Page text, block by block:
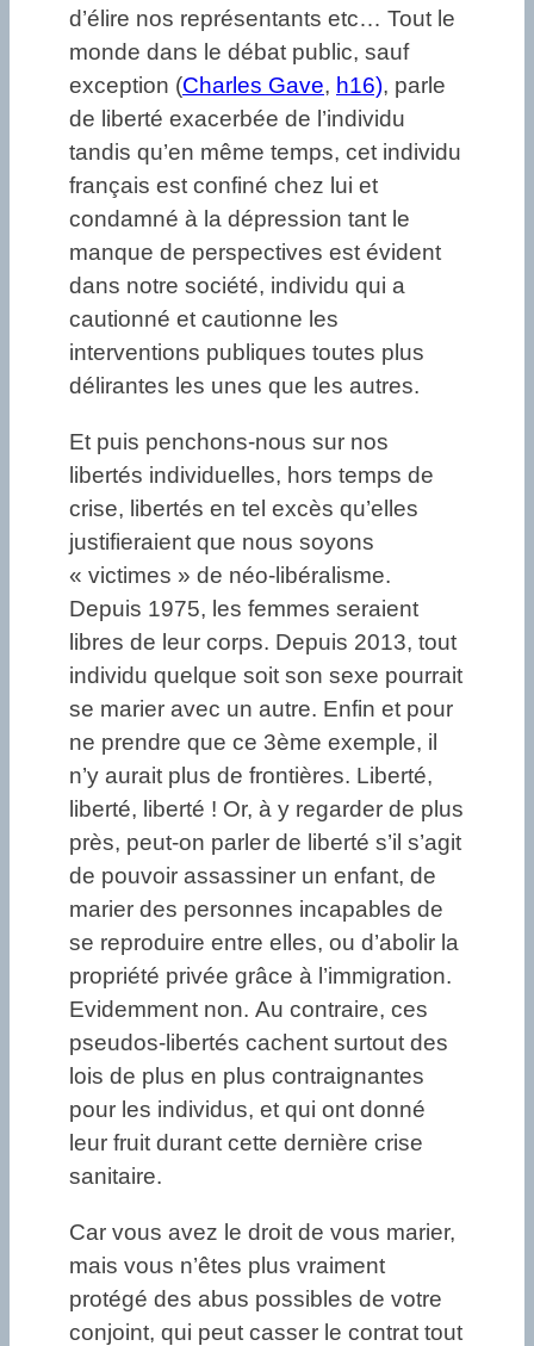
d’élire nos représentants etc… Tout le
monde dans le débat public, sauf
exception (Charles Gave, h16), parle
de liberté exacerbée de l’individu
tandis qu’en même temps, cet individu
français est confiné chez lui et
condamné à la dépression tant le
manque de perspectives est évident
dans notre société, individu qui a
cautionné et cautionne les
interventions publiques toutes plus
délirantes les unes que les autres.
Et puis penchons-nous sur nos
libertés individuelles, hors temps de
crise, libertés en tel excès qu’elles
justifieraient que nous soyons
« victimes » de néo-libéralisme.
Depuis 1975, les femmes seraient
libres de leur corps. Depuis 2013, tout
individu quelque soit son sexe pourrait
se marier avec un autre. Enfin et pour
ne prendre que ce 3ème exemple, il
n’y aurait plus de frontières. Liberté,
liberté, liberté ! Or, à y regarder de plus
près, peut-on parler de liberté s’il s’agit
de pouvoir assassiner un enfant, de
marier des personnes incapables de
se reproduire entre elles, ou d’abolir la
propriété privée grâce à l’immigration.
Evidemment non. Au contraire, ces
pseudos-libertés cachent surtout des
lois de plus en plus contraignantes
pour les individus, et qui ont donné
leur fruit durant cette dernière crise
sanitaire.
Car vous avez le droit de vous marier,
mais vous n’êtes plus vraiment
protégé des abus possibles de votre
conjoint, qui peut casser le contrat tout